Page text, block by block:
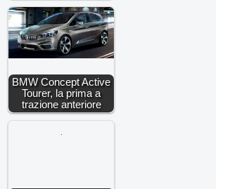
BMW Concept Active
Tourer, la prima a
trazione anteriore